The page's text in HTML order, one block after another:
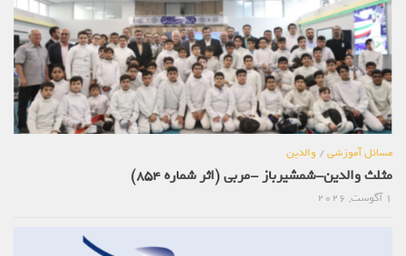
مسائل آموزشی/والدین
مثلث والدین-شمشیرباز -مربی (اثر شماره 854)